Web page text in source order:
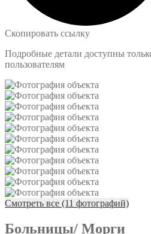
Скопировать ссылку
Подробные детали доступны
пользователям
Смотреть все (11 фотографий)
Больницы/ Морги